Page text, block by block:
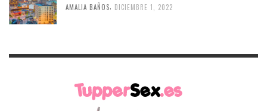
AMALIA BAÑOS DICIEMBRE 1, 2022